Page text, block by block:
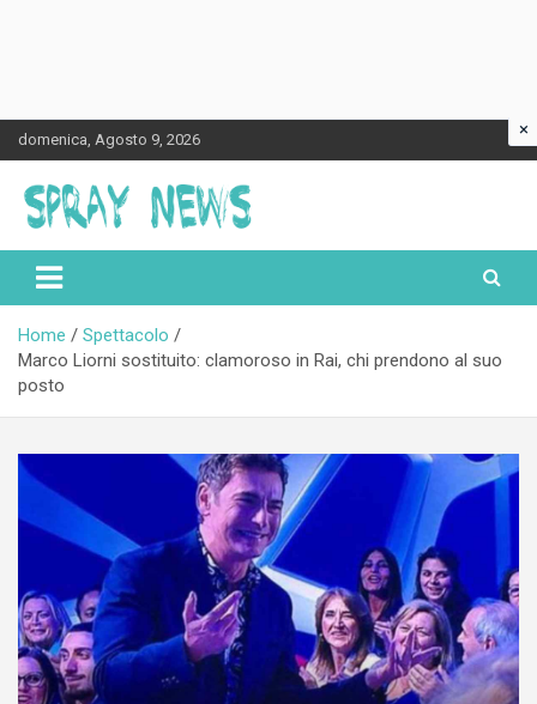
Skip
to
content
domenica, Agosto 9, 2026
Spraynews.it
Home
Spettacolo
Marco Liorni sostituito: clamoroso in Rai, chi prendono al suo
posto
×